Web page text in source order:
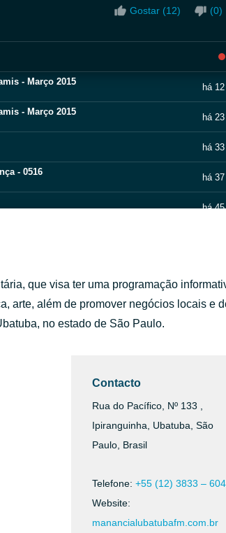
Gostar (12) (0)
- Março 2015
há
- Março 2015
há
há
- 0516
há
há
Beatriz Hummel, Andre Aquino).
que visa ter uma programação
arte, além de promover negócios locais e
no estado de São Paulo.
Contacto
Rua do Pacífico, Nº 133 ,
Ipiranguinha, Ubatuba, São
Paulo, Brasil
Telefone: +55 (12) 3833 –
Website:
manancialubatubafm.com.br